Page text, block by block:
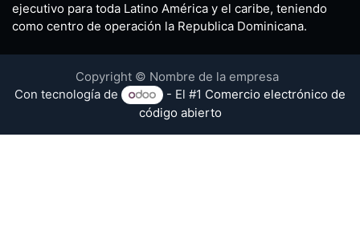
ejecutivo para toda Latino América y el caribe, teniendo
como centro de operación la Republica Dominicana.
Copyright © Nombre de la empresa
Con tecnología de
- El #1 Comercio electrónico de
código abierto